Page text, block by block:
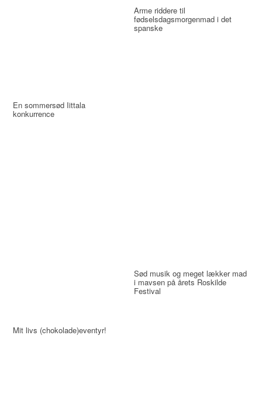
En sommersød Iittala
konkurrence
Arme riddere til
fødselsdagsmorgenmad i det
spanske
Mit livs (chokolade)eventyr!
Sød musik og meget lækker mad
i mavsen på årets Roskilde
Festival